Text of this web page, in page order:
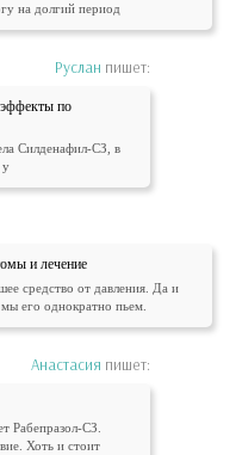
на долгий период
Руслан пишет:
по
Силденафил-СЗ, в
у
и лечение
средство от давления. Да и
его однократно пьем.
Анастасия пишет:
Рабепразол-СЗ.
Хоть и стоит